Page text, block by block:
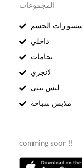
المجموعات
الجسم
داخلي
بجامات
لانجري
لبس بيتي
ملابس سباحة
comming soon !!